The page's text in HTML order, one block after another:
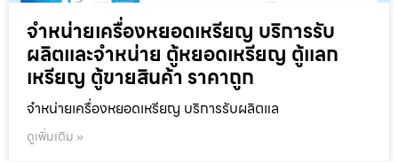
จำหน่ายเครื่องหยอดเหรียญ บริการรับ
ผลิตและจำหน่าย ตู้หยอดเหรียญ ตู้แลก
เหรียญ ตู้ขายสินค้า ราคาถูก
จำหน่ายเครื่องหยอดเหรียญ บริการรับผลิตแล
ดูเพิ่มเติม »